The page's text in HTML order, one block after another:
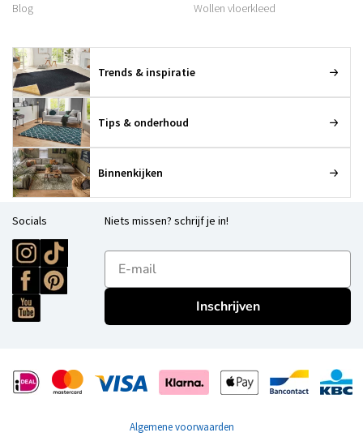
Blog
Wollen vloerkleed
Trends & inspiratie
Tips & onderhoud
Binnenkijken
Socials Niets missen? schrijf je in!
E-mailadres
Inschrijven
Algemene voorwaarden